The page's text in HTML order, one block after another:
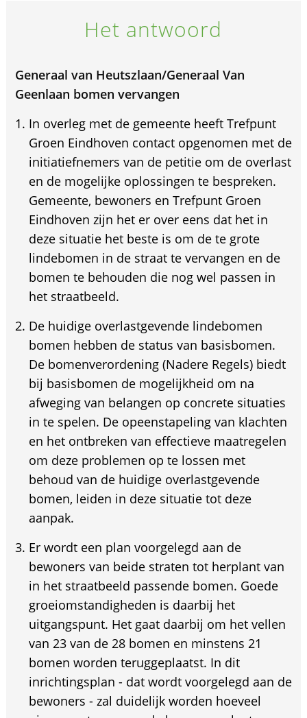
Het antwoord
Generaal van Heutszlaan/Generaal Van
Geenlaan bomen vervangen
In overleg met de gemeente heeft Trefpunt
Groen Eindhoven contact opgenomen met de
initiatiefnemers van de petitie om de overlast
en de mogelijke oplossingen te bespreken.
Gemeente, bewoners en Trefpunt Groen
Eindhoven zijn het er over eens dat het in
deze situatie het beste is om de te grote
lindebomen in de straat te vervangen en de
bomen te behouden die nog wel passen in
het straatbeeld.
De huidige overlastgevende lindebomen
bomen hebben de status van basisbomen.
De bomenverordening (Nadere Regels) biedt
bij basisbomen de mogelijkheid om na
afweging van belangen op concrete situaties
in te spelen. De opeenstapeling van klachten
en het ontbreken van effectieve maatregelen
om deze problemen op te lossen met
behoud van de huidige overlastgevende
bomen, leiden in deze situatie tot deze
aanpak.
Er wordt een plan voorgelegd aan de
bewoners van beide straten tot herplant van
in het straatbeeld passende bomen. Goede
groeiomstandigheden is daarbij het
uitgangspunt. Het gaat daarbij om het vellen
van 23 van de 28 bomen en minstens 21
bomen worden teruggeplaatst. In dit
inrichtingsplan - dat wordt voorgelegd aan de
bewoners - zal duidelijk worden hoeveel